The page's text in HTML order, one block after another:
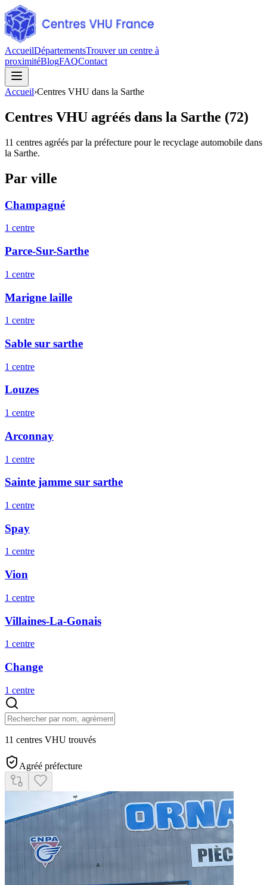
AccueilDépartementsTrouver un centre à
proximitéBlogFAQContact
Accueil›Centres VHU dans la Sarthe
Centres VHU agréés dans la Sarthe (72)
11 centres agréés par la préfecture pour le recyclage automobile dans
la Sarthe.
Par ville
Champagné
1 centre
Parce-Sur-Sarthe
1 centre
Marigne laille
1 centre
Sable sur sarthe
1 centre
Louzes
1 centre
Arconnay
1 centre
Sainte jamme sur sarthe
1 centre
Spay
1 centre
Vion
1 centre
Villaines-La-Gonais
1 centre
Change
1 centre
11 centres VHU trouvés
Agréé préfecture